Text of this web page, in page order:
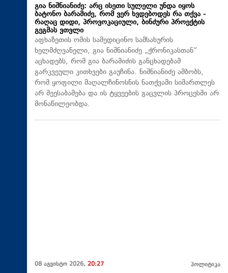
გია ნიშნიანიძე: არც ისეთი სულელი უნდა იყოს
ბატონო ბარამიძე, რომ ვერ ხვდებოდეს რა თქვა -
რაღაც დიდი, პროვოკაციული, ბინძური პროექტის
გეგმას ვთვლი
აფხაზეთის ომის სამედიცინო სამსახურის
ხელმძღვანელი, გია ნიშნიანიძე „ქრონიკასთან“
აცხადებს, რომ გია ბარამიძის განცხადებამ
გარკვეული კითხვები გაუჩინა. ნიშნიანიძე ამბობს,
რომ ყოფილი მაღალჩინოსნის ნათქვამი სიმართლეს
არ შეესაბამება და ის ტყვეების გაცვლის პროცესში არ
მონაწილეობდა.
08 აგვისტო 2026, 20:27 პოლიტიკა